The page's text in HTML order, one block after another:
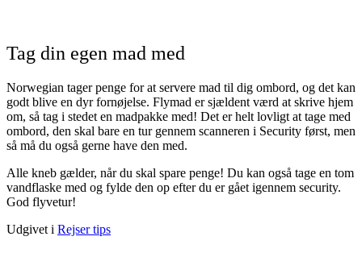
Tag din egen mad med
Norwegian tager penge for at servere mad til dig ombord, og det kan
godt blive en dyr fornøjelse. Flymad er sjældent værd at skrive hjem
om, så tag i stedet en madpakke med! Det er helt lovligt at tage med
ombord, den skal bare en tur gennem scanneren i Security først, men
så må du også gerne have den med.
Alle kneb gælder, når du skal spare penge! Du kan også tage en tom
vandflaske med og fylde den op efter du er gået igennem security.
God flyvetur!
Udgivet i Rejser tips